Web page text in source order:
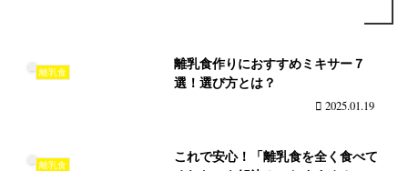
離乳食
離乳食作りにおすすめミキサー７
選！選び方とは？
2025.01.19
離乳食
これで安心！「離乳食を全く食べて